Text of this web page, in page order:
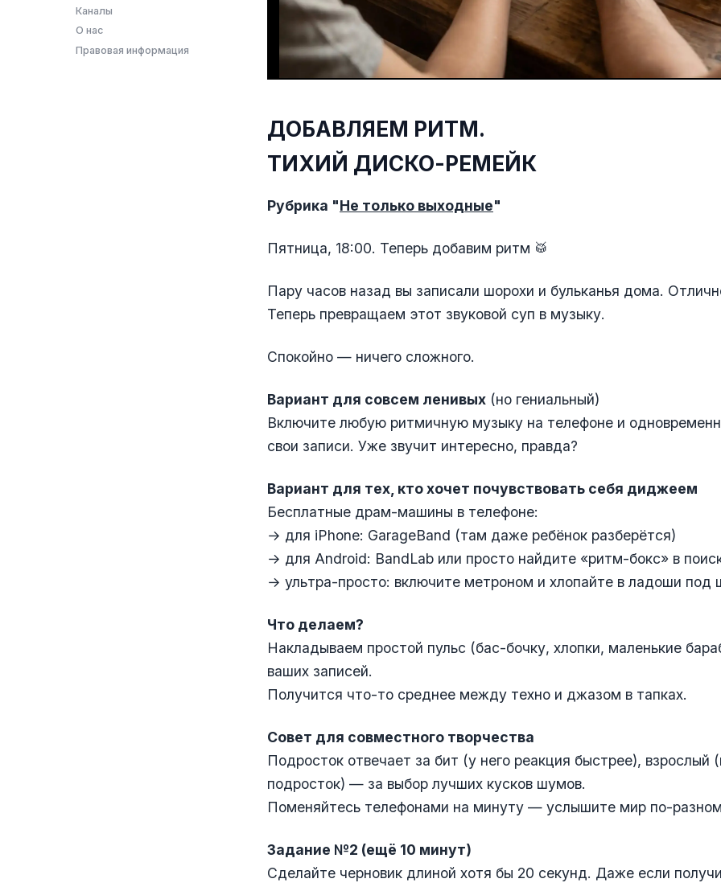
Каналы
О нас
Правовая информация
ДОБАВЛЯЕМ РИТМ.
ТИХИЙ ДИСКО-РЕМЕЙК
Рубрика "Не только выходные"
Пятница, 18:00. Теперь добавим ритм 🥁
Пару часов назад вы записали шорохи и бульканья дома.
Теперь превращаем этот звуковой суп в музыку.
Спокойно — ничего сложного.
Вариант для совсем ленивых (но гениальный)
Включите любую ритмичную музыку на телефоне и
свои записи. Уже звучит интересно, правда?
Вариант для тех, кто хочет почувствовать себя диджеем
Бесплатные драм-машины в телефоне:
→ для iPhone: GarageBand (там даже ребёнок разберётся)
→ для Android: BandLab или просто найдите «ритм-бокс» в
→ ультра-просто: включите метроном и хлопайте в ладоши под
Что делаем?
Накладываем простой пульс (бас-бочку, хлопки, маленькие
ваших записей.
Получится что-то среднее между техно и джазом в тапках.
Совет для совместного творчества
Подросток отвечает за бит (у него реакция быстрее), взрослый
подросток) — за выбор лучших кусков шумов.
Поменяйтесь телефонами на минуту — услышите мир по-
Задание №2 (ещё 10 минут)
Сделайте черновик длиной хотя бы 20 секунд. Даже если